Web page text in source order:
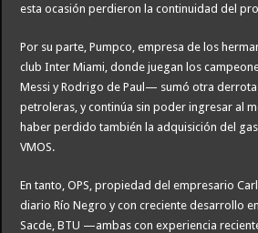
esta ocasión perdieron la continuidad del
Por su parte, Pumpco, empresa de los
club Inter Miami, donde juegan los
Messi y Rodrigo de Paul— sumó otra
petroleras, y continúa sin poder ingresar al
haber perdido también la adquisición del
VMOS.
En tanto, OPS, propiedad del empresario
diario Río Negro y con creciente desarrollo
Sacde, BTU —ambas con experiencia